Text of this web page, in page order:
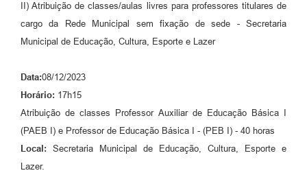
II) Atribuição de classes/aulas livres para professores titulares de
cargo da Rede Municipal sem fixação de sede - Secretaria
Municipal de Educação, Cultura, Esporte e Lazer
Data:08/12/2023
Horário: 17h15
Atribuição de classes Professor Auxiliar de Educação Básica I
(PAEB I) e Professor de Educação Básica I - (PEB I) - 40 horas
Local: Secretaria Municipal de Educação, Cultura, Esporte e
Lazer.